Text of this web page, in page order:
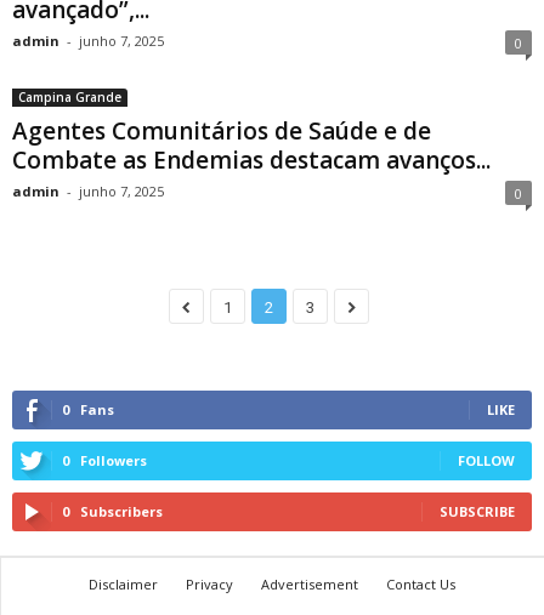
avançado”,...
admin - junho 7, 2025 0
Campina Grande
Agentes Comunitários de Saúde e de
Combate as Endemias destacam avanços...
admin - junho 7, 2025 0
1 2 3
0 Fans LIKE
0 Followers FOLLOW
0 Subscribers SUBSCRIBE
Disclaimer Privacy Advertisement
Contact Us